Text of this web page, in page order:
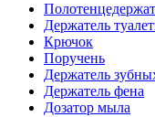
Держатель
Крючок
Поручень
Держатель
Держатель фена
Дозатор мыла